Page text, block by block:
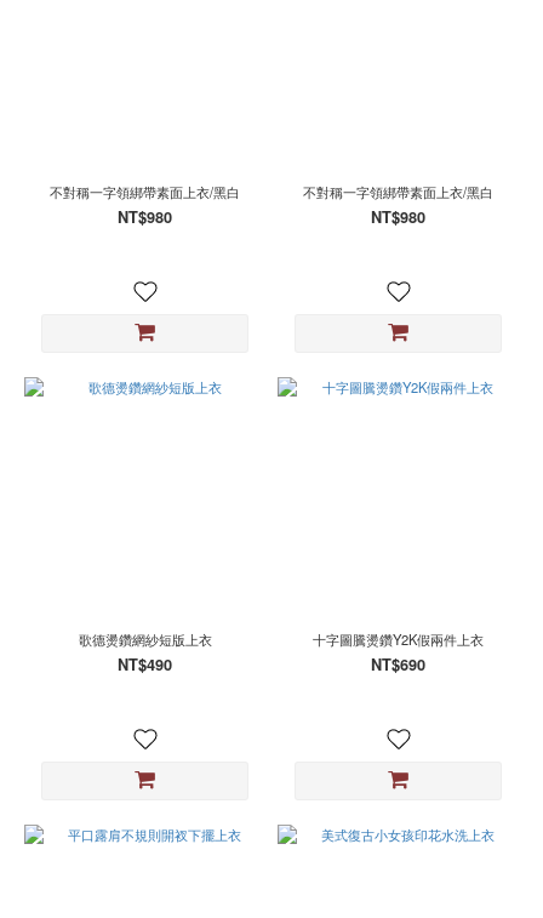
不對稱一字領綁帶素面上衣/黑白
NT$980
不對稱一字領綁帶素面上衣/黑白
NT$980
歌德燙鑽網紗短版上衣
NT$490
十字圖騰燙鑽Y2K假兩件上衣
NT$690